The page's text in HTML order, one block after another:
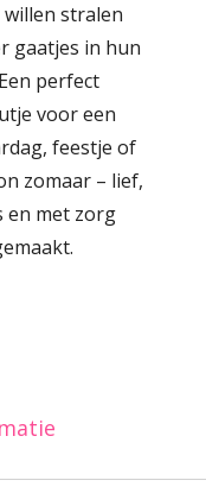
stralen
gaatjes in hun
perfect
voor een
feestje of
zomaar – lief,
en met zorg